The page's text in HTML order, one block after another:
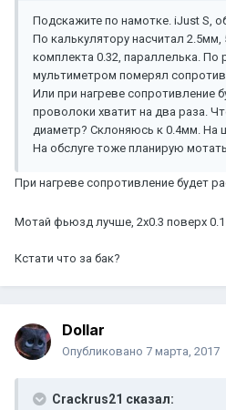
Подскажите по намотке. iJust S,
По калькулятору насчитал
комплекта 0.32, параллелька. По
мультиметром померял
Или при нагреве сопротивление
проволоки хватит на два раза.
диаметр? Склоняюсь к 0.4мм. На
На обслуге тоже планирую
При нагреве сопротивление будет
Мотай фьюзд лучше, 2х0.3 поверх
Кстати что за бак?
Dollar
Опубликовано 7 марта, 2017
Crackrus21 сказал: